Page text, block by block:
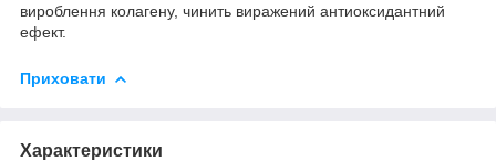
вироблення колагену, чинить виражений антиоксидантний
ефект.
Приховати
Характеристики